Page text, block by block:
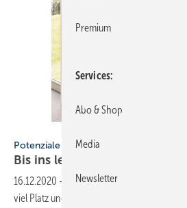
Potenziale bei der Badmöbelberatung
Bis ins letzte
16.12.2020 -
Potenziale bei der
viel Platz und Bewegungsfreiheit im Raum,
Premium
Services
Abo & Shop
Media
Newsletter